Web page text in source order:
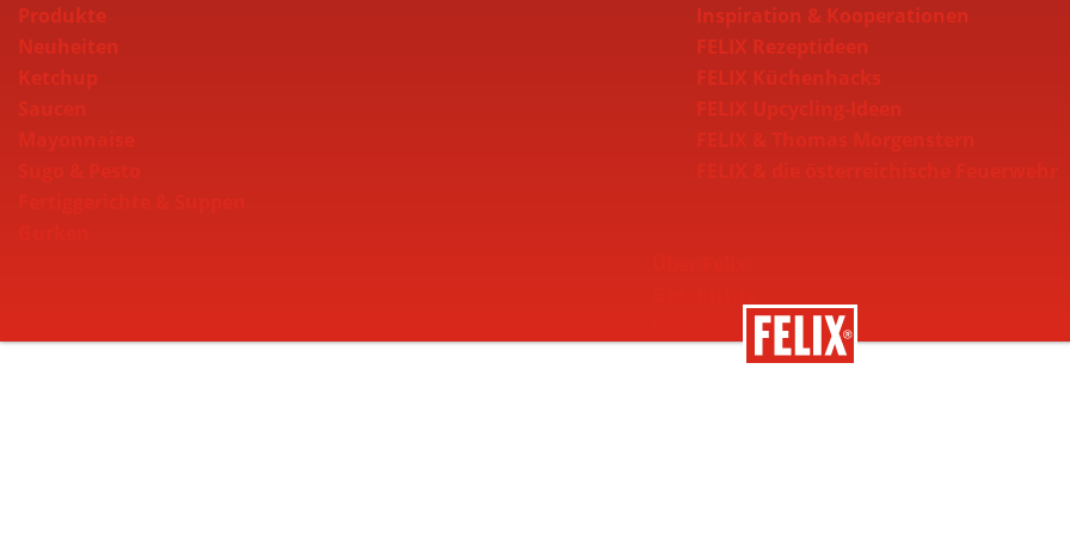
Produkte
Neuheiten
Ketchup
Saucen
Inspiration & Kooperationen
FELIX Rezeptideen
FELIX Küchenhacks
FELIX Upcycling-Ideen
Nachhaltigkeit